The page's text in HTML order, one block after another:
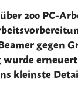
200 PC-
gegen
kleinste